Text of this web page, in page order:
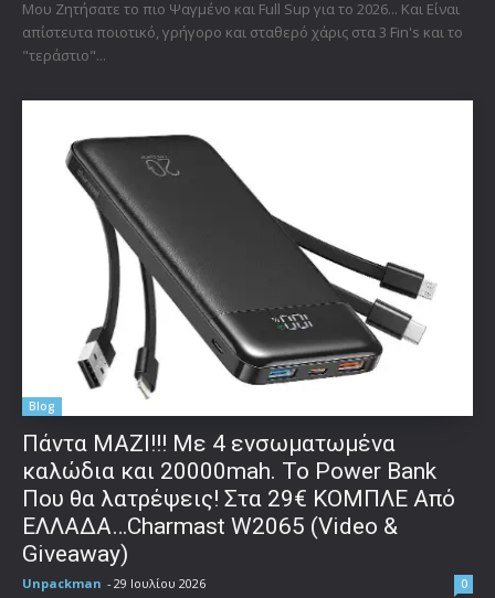
Μου Ζητήσατε το πιο Ψαγμένο και Full Sup για το 2026... Και Είναι
απίστευτα ποιοτικό, γρήγορο και σταθερό χάρις στα 3 Fin's και το
"τεράστιο"...
Blog
Πάντα ΜΑΖΙ!!! Με 4 ενσωματωμένα
καλώδια και 20000mah. Το Power Bank
Που θα λατρέψεις! Στα 29€ ΚΟΜΠΛΕ Από
ΕΛΛΑΔΑ…Charmast W2065 (Video &
Giveaway)
Unpackman - 29 Ιουλίου 2026 0